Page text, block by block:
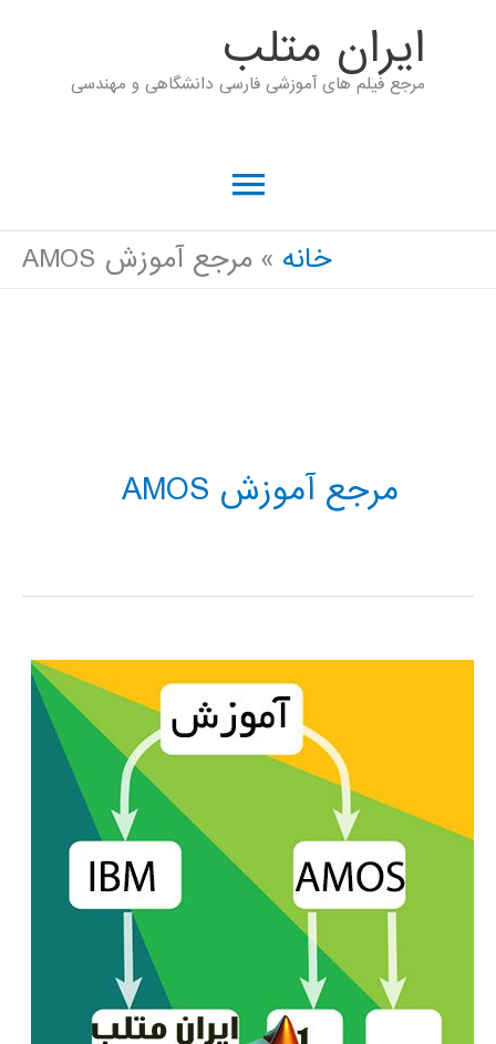
ايران متلب
مرجع فیلم های آموزشی فارسی دانشگاهی و مهندسی
فهرست
اصلی خانه مرجع آموزش AMOS
مرجع آموزش AMOS